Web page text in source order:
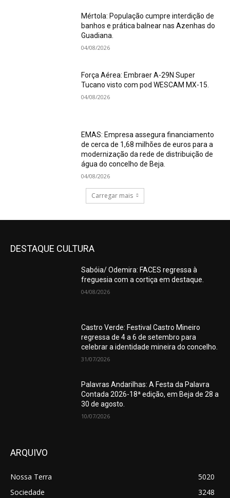
Mértola: População cumpre interdição de
banhos e prática balnear nas Azenhas do
Guadiana.
04/08/2026
Força Aérea: Embraer A-29N Super
Tucano visto com pod WESCAM MX-15.
04/08/2026
EMAS: Empresa assegura financiamento
de cerca de 1,68 milhões de euros para a
modernização da rede de distribuição de
água do concelho de Beja.
04/08/2026
Carregar mais
DESTAQUE CULTURA
Sabóia/ Odemira: FACES regressa à
freguesia com a cortiça em destaque.
04/08/2026
Castro Verde: Festival Castro Mineiro
regressa de 4 a 6 de setembro para
celebrar a identidade mineira do concelho.
31/07/2026
Palavras Andarilhas: A Festa da Palavra
Contada 2026-18ª edição, em Beja de 28 a
30 de agosto.
10/07/2026
ARQUIVO
Nossa Terra
5020
Sociedade
3248